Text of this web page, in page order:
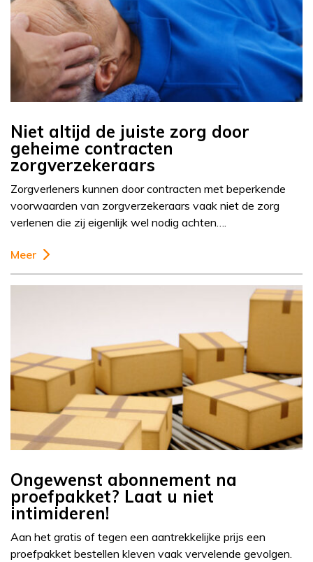
Niet altijd de juiste zorg door
geheime contracten
zorgverzekeraars
Zorgverleners kunnen door contracten met beperkende
voorwaarden van zorgverzekeraars vaak niet de zorg
verlenen die zij eigenlijk wel nodig achten….
Meer
Ongewenst abonnement na
proefpakket? Laat u niet
intimideren!
Aan het gratis of tegen een aantrekkelijke prijs een
proefpakket bestellen kleven vaak vervelende gevolgen.